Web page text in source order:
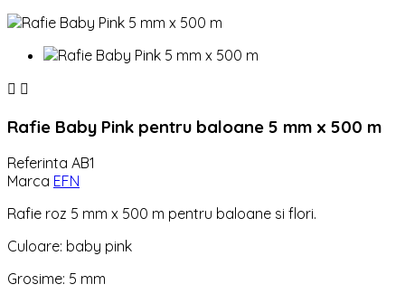
 
Rafie Baby Pink pentru baloane 5 mm x 500 m
Referinta AB1
Marca EFN
Rafie roz 5 mm x 500 m pentru baloane si flori.
Culoare: baby pink
Grosime: 5 mm